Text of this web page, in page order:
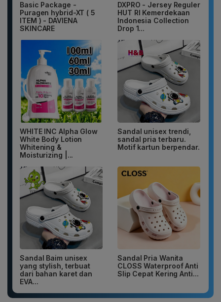
Basic Package -
Puragen hybrid-XT ( 5
ITEM ) - DAVIENA
SKINCARE
DXPRO - Jersey Reguler
HUT RI Kemerdekaan
Indonesia Collection
Drop 1...
WHITE INC Alpha Glow
White Body Lotion
Whitening &
Moisturizing |...
Sandal unisex trendi,
sandal pria terbaru.
Motif kartun berpendar.
Sandal Baim unisex
yang stylish, terbuat
dari bahan karet dan
EVA...
Sandal Pria Wanita
CLOSS Waterproof Anti
Slip Cepat Kering Anti...